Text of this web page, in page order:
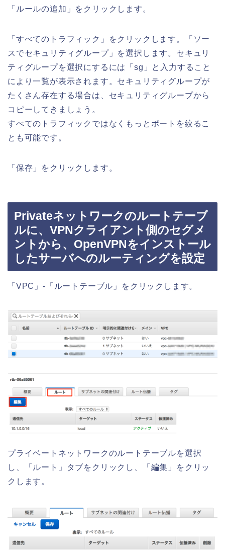
「ルールの追加」をクリックします。
「すべてのトラフィック」をクリックします。「ソー
スでセキュリティグループ」を選択します。セキュリ
ティグループを選択にするには「sg」と入力すること
により一覧が表示されます。セキュリティグループが
たくさん存在する場合は、セキュリティグループから
コピーしてきましょう。
すべてのトラフィックではなくもっとポートを絞るこ
とも可能です。
「保存」をクリックします。
Privateネットワークのルートテーブ
ルに、VPNクライアント側のセグメ
ントから、OpenVPNをインストール
したサーバへのルーティングを設定
「VPC」-「ルートテーブル」をクリックします。
プライベートネットワークのルートテーブルを選択
し、「ルート」タブをクリックし、「編集」をクリッ
クします。